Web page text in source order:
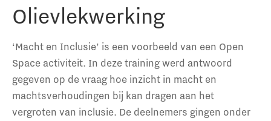
Olievlekwerking
‘Macht en Inclusie’ is een voorbeeld van een Open
Space activiteit. In deze training werd antwoord
gegeven op de vraag hoe inzicht in macht en
machtsverhoudingen bij kan dragen aan het
vergroten van inclusie. De deelnemers gingen onder